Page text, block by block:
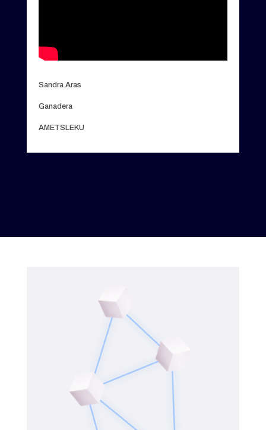
Sandra Aras
Ganadera
AMETSLEKU